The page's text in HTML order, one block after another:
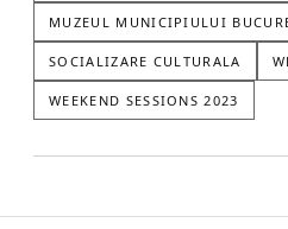
MUZEUL MUNICIPIULUI
SOCIALIZARE CULTURALA
WEEKEND SESSIONS 2023